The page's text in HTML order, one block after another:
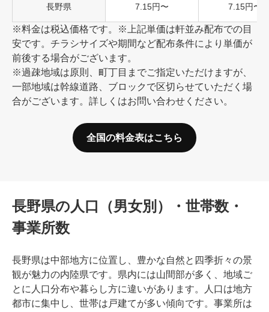
長野県 7.15円〜 7.15円〜
※料金は税込価格です。※上記単価は軒並み配布での目
安です。チラシサイズや期間など配布条件により単価が
前後する場合がございます。
※過疎地域は原則、町丁目までご指定いただけますが、
一部地域は幹線道路、ブロックで区切らせていただく場
合がございます。詳しくはお問い合わせください。
全国の料金表はこちら
長野県の人口（男女別）・世帯数・
事業所数
長野県は中部地方に位置し、豊かな自然と四季折々の景
観が魅力の内陸県です。県内には山間部が多く、地域ご
とに人口分布や暮らし方に違いがあります。人口は地方
都市に集中し、世帯は戸建てが多い傾向です。事業所は